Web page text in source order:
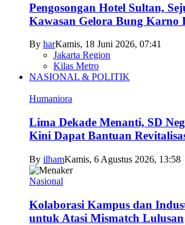
Pengosongan Hotel Sultan,
Kawasan Gelora Bung Karno
By harKamis, 18 Juni 2026, 07:41
Jakarta Region
Kilas Metro
NASIONAL & POLITIK
Humaniora
Lima Dekade Menanti, SD
Kini Dapat Bantuan
By ilhamKamis, 6 Agustus 2026, 13:58
Nasional
Kolaborasi Kampus dan
untuk Atasi Mismatch Lulusan